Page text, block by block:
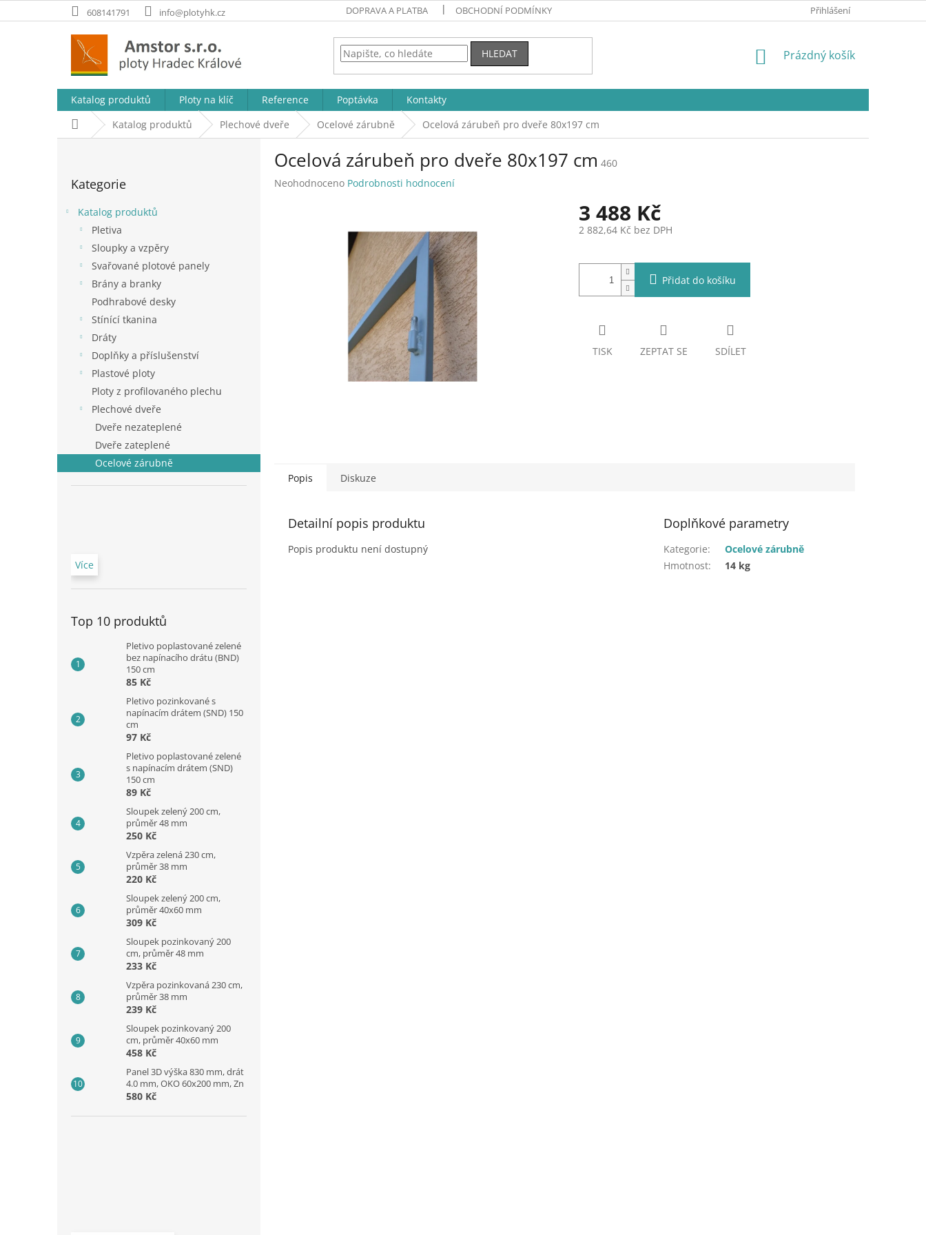
na
608141791 info@plotyhk.cz DOPRAVA A PLATBA OBCHODNÍ PODMÍNKY Přihlášení
HLEDAT
NÁKUPNÍ
Prázdný košík
Katalog produktů Ploty na klíč Reference Poptávka
Kontakty
Domů Katalog produktů Plechové dveře Ocelové zárubně Ocelová zárubeň pro dveře 80x197 cm
kategorie
Kategorie
Katalog produktů
Pletiva
Sloupky a vzpěry
Svařované plotové panely
Brány a branky
Podhrabové desky
Stínící tkanina
Dráty
Doplňky a příslušenství
Plastové ploty
Ploty z profilovaného plechu
Plechové dveře
Dveře nezateplené
Dveře zateplené
Ocelové zárubně
Více
Top 10 produktů
Pletivo poplastované zelené
bez napínacího drátu (BND)
150 cm
85 Kč
Pletivo pozinkované s
napínacím drátem (SND) 150
cm
97 Kč
Pletivo poplastované zelené
s napínacím drátem (SND)
150 cm
89 Kč
Sloupek zelený 200 cm,
průměr 48 mm
250 Kč
Vzpěra zelená 230 cm,
průměr 38 mm
220 Kč
Sloupek zelený 200 cm,
průměr 40x60 mm
309 Kč
Sloupek pozinkovaný 200
cm, průměr 48 mm
233 Kč
Vzpěra pozinkovaná 230 cm,
průměr 38 mm
239 Kč
Sloupek pozinkovaný 200
cm, průměr 40x60 mm
458 Kč
Panel 3D výška 830 mm, drát
4.0 mm, OKO 60x200 mm, Zn
580 Kč
Ocelová zárubeň pro dveře 80x197 cm 460
Průměrné
Neohodnoceno Podrobnosti hodnocení
3 488 Kč
2 882,64 Kč bez DPH
cena:
Přidat do košíku
TISK ZEPTAT SE SDÍLET
Popis Diskuze
Detailní popis produktu
Popis produktu není dostupný
Doplňkové parametry
Kategorie:
Ocelové zárubně
Hmotnost: 14 kg